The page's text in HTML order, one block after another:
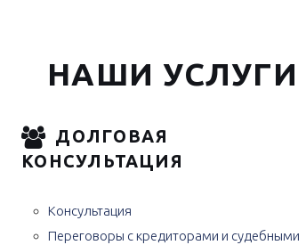
НАШИ УСЛУГИ
ДОЛГОВАЯ
КОНСУЛЬТАЦИЯ
Консультация
Переговоры с кредиторами и судебными